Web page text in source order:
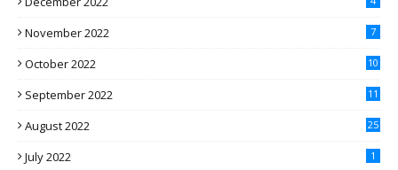
November 2022 7
October 2022 10
September 2022 11
August 2022 25
July 2022 1